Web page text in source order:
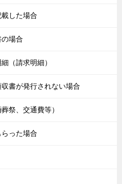
した場合
場合
（請求明細）
書が発行されない場合
祭、交通費等）
った場合